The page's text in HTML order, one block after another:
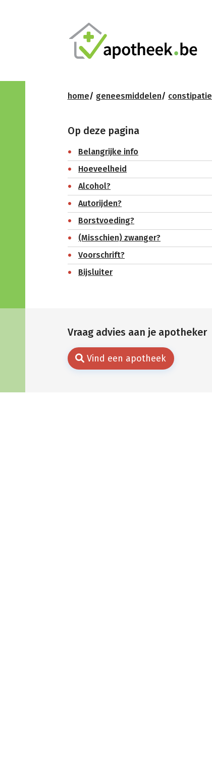
home geneesmiddelen constipatie
Vraag advies aan je apotheker
Vind een apotheek
Op deze pagina
Belangrijke info
Hoeveelheid
Alcohol?
Autorijden?
Borstvoeding?
(Misschien) zwanger?
Voorschrift?
Bijsluiter